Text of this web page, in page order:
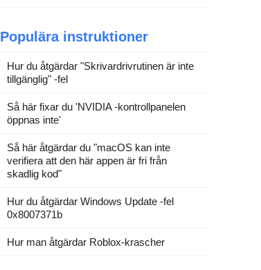
Populära instruktioner
Hur du åtgärdar "Skrivardrivrutinen är inte
tillgänglig" -fel
Så här fixar du 'NVIDIA -kontrollpanelen
öppnas inte'
Så här åtgärdar du "macOS kan inte
verifiera att den här appen är fri från
skadlig kod"
Hur du åtgärdar Windows Update -fel
0x8007371b
Hur man åtgärdar Roblox-krascher